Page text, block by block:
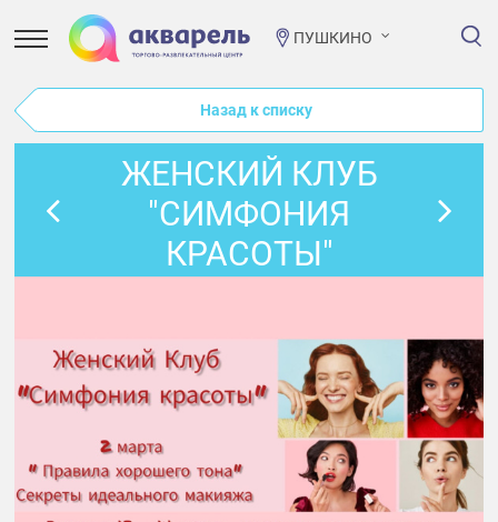
ПУШКИНО
Назад к списку
ЖЕНСКИЙ КЛУБ
"СИМФОНИЯ
КРАСОТЫ"
ИДЕАЛЬНОГО
МАКИЯЖА